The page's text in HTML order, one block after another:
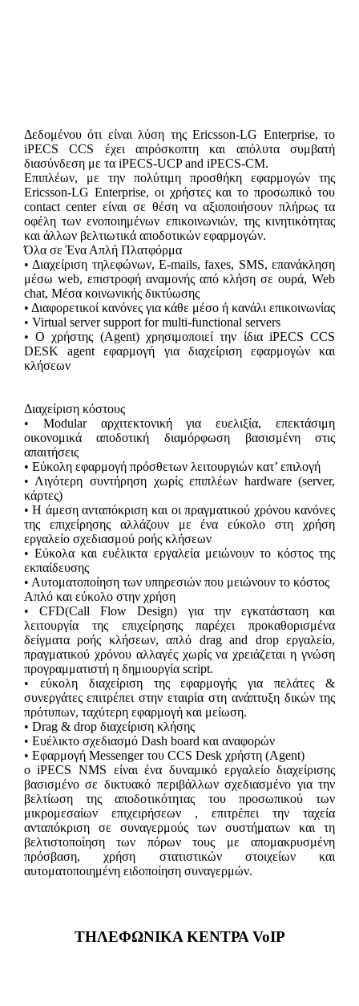
Δεδομένου ότι είναι λύση της Ericsson-LG Enterprise, το
iPECS CCS έχει απρόσκοπτη και απόλυτα συμβατή
διασύνδεση με τα iPECS-UCP and iPECS-CM.
Επιπλέων, με την πολύτιμη προσθήκη εφαρμογών της
Ericsson-LG Enterprise, οι χρήστες και το προσωπικό του
contact center είναι σε θέση να αξιοποιήσουν πλήρως τα
οφέλη των ενοποιημένων επικοινωνιών, της κινητικότητας
και άλλων βελτιωτικά αποδοτικών εφαρμογών.
Όλα σε Ένα Απλή Πλατφόρμα
• Διαχείριση τηλεφώνων, E-mails, faxes, SMS, επανάκληση
μέσω web, επιστροφή αναμονής από κλήση σε ουρά, Web
chat, Μέσα κοινωνικής δικτύωσης
• Διαφορετικοί κανόνες για κάθε μέσο ή κανάλι επικοινωνίας
• Virtual server support for multi-functional servers
• Ο χρήστης (Agent) χρησιμοποιεί την ίδια iPECS CCS
DESK agent εφαρμογή για διαχείριση εφαρμογών και
κλήσεων
Διαχείριση κόστους
• Modular αρχιτεκτονική για ευελιξία, επεκτάσιμη
οικονομικά αποδοτική διαμόρφωση βασισμένη στις
απαιτήσεις
• Εύκολη εφαρμογή πρόσθετων λειτουργιών κατ’ επιλογή
• Λιγότερη συντήρηση χωρίς επιπλέων hardware (server,
κάρτες)
• Η άμεση ανταπόκριση και οι πραγματικού χρόνου κανόνες
της επιχείρησης αλλάζουν με ένα εύκολο στη χρήση
εργαλείο σχεδιασμού ροής κλήσεων
• Εύκολα και ευέλικτα εργαλεία μειώνουν το κόστος της
εκπαίδευσης
• Αυτοματοποίηση των υπηρεσιών που μειώνουν το κόστος
Απλό και εύκολο στην χρήση
• CFD(Call Flow Design) για την εγκατάσταση και
λειτουργία της επιχείρησης παρέχει προκαθορισμένα
δείγματα ροής κλήσεων, απλό drag and drop εργαλείο,
πραγματικού χρόνου αλλαγές χωρίς να χρειάζεται η γνώση
προγραμματιστή η δημιουργία script.
• εύκολη διαχείριση της εφαρμογής για πελάτες &
συνεργάτες επιτρέπει στην εταιρία στη ανάπτυξη δικών της
πρότυπων, ταχύτερη εφαρμογή και μείωση.
• Drag & drop διαχείριση κλήσης
• Ευέλικτο σχεδιασμό Dash board και αναφορών
• Εφαρμογή Messenger του CCS Desk χρήστη (Agent)
o iPECS NMS είναι ένα δυναμικό εργαλείο διαχείρισης
βασισμένο σε δικτυακό περιβάλλων σχεδιασμένο για την
βελτίωση της αποδοτικότητας του προσωπικού των
μικρομεσαίων επιχειρήσεων , επιτρέπει την ταχεία
ανταπόκριση σε συναγερμούς των συστήματων και τη
βελτιστοποίηση των πόρων τους με απομακρυσμένη
πρόσβαση, χρήση στατιστικών στοιχείων και
αυτοματοποιημένη ειδοποίηση συναγερμών.
ΤΗΛΕΦΩΝΙΚΑ ΚΕΝΤΡΑ VoIP